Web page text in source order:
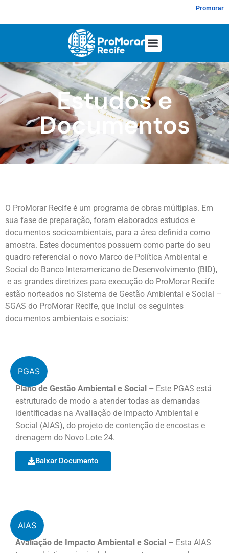
Promorar
Estudos e
Documentos
O ProMorar Recife é um programa de obras múltiplas. Em
sua fase de preparação, foram elaborados estudos e
documentos socioambientais, para a área definida como
amostra. Estes documentos possuem como parte do seu
quadro referencial o novo Marco de Política Ambiental e
Social do Banco Interamericano de Desenvolvimento (BID),
e as grandes diretrizes para execução do ProMorar Recife
estão norteados no Sistema de Gestão Ambiental e Social –
SGAS do ProMorar Recife, que inclui os seguintes
documentos ambientais e sociais:
PGAS
Plano de Gestão Ambiental e Social – Este PGAS está
estruturado de modo a atender todas as demandas
identificadas na Avaliação de Impacto Ambiental e
Social (AIAS), do projeto de contenção de encostas e
drenagem do Novo Lote 24.
Baixar Documento
AIAS
Avaliação de Impacto Ambiental e Social – Esta AIAS